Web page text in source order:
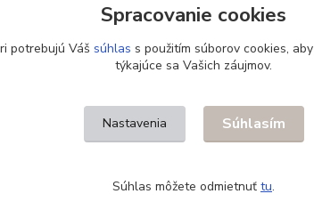
Spracovanie cookies
potrebujú Váš súhlas s použitím súborov cookies,
týkajúce sa Vašich záujmov.
Nastavenia Súhlasím
Súhlas môžete odmietnuť tu.